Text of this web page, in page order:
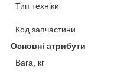
Тип техніки
Код запчастини
Основні атрибути
Вага, кг